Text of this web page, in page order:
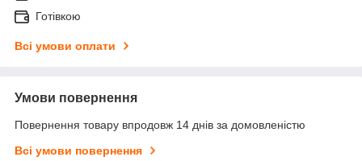
Готівкою
Всі умови оплати
Умови повернення
Повернення товару впродовж 14 днів за домовленістю
Всі умови повернення